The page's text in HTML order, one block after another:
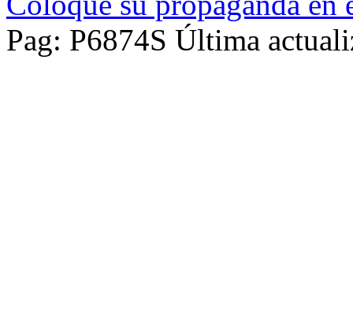
Pag: P6874S Última